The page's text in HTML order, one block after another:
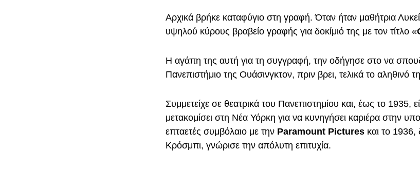
Αρχικά βρήκε καταφύγιο στη γραφή. Όταν ήταν μαθήτρια
υψηλού κύρους βραβείο γραφής για δοκίμιό της με τον τίτλο «
Η αγάπη της αυτή για τη συγγραφή, την οδήγησε στο να
Πανεπιστήμιο της Ουάσινγκτον, πριν βρει, τελικά το αληθινό
Συμμετείχε σε θεατρικά του Πανεπιστημίου και, έως το 1935,
μετακομίσει στη Νέα Υόρκη για να κυνηγήσει καριέρα στην
επταετές συμβόλαιο με την Paramount Pictures και το
Κρόσμπι, γνώρισε την απόλυτη επιτυχία.